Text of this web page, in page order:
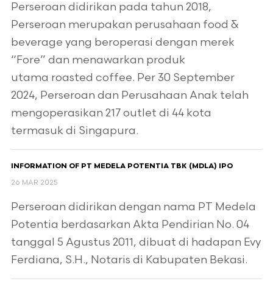
Perseroan didirikan pada tahun 2018,
Perseroan merupakan perusahaan food &
beverage yang beroperasi dengan merek
“Fore” dan menawarkan produk
utama roasted coffee. Per 30 September
2024, Perseroan dan Perusahaan Anak telah
mengoperasikan 217 outlet di 44 kota
termasuk di Singapura.
INFORMATION OF PT MEDELA POTENTIA TBK (MDLA) IPO
26 MAR 2025
Perseroan didirikan dengan nama PT Medela
Potentia berdasarkan Akta Pendirian No. 04
tanggal 5 Agustus 2011, dibuat di hadapan Evy
Ferdiana, S.H., Notaris di Kabupaten Bekasi.